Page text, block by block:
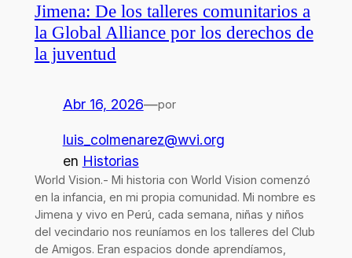
Jimena: De los talleres comunitarios a
la Global Alliance por los derechos de
la juventud
Abr 16, 2026—por
luis_colmenarez@wvi.org
en Historias
World Vision.- Mi historia con World Vision comenzó
en la infancia, en mi propia comunidad. Mi nombre es
Jimena y vivo en Perú, cada semana, niñas y niños
del vecindario nos reuníamos en los talleres del Club
de Amigos. Eran espacios donde aprendíamos,